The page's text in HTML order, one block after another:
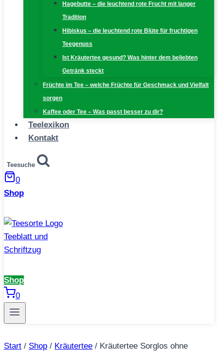
Hagebutte – die leuchtend rote Frucht mit langer
Tradition
Hibiskus – die leuchtend rote Blüte für fruchtigen
Teegenuss
Ist Kräutertee gesund? Was hinter dem beliebten
Getränk steckt
Früchte im Tee – welche Früchte für Geschmack und Vielfalt
sorgen
Kaffee oder Tee – Was passt besser zu dir?
Teelexikon
Kontakt
Teesuche
0
Shop
Shop
0
Start / Shop / Kräutertee / Kräutertee Sorglos ohne